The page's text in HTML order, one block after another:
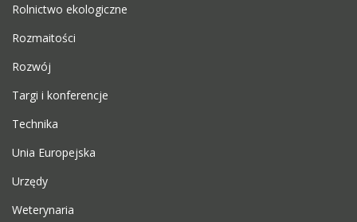
Rolnictwo ekologiczne
Rozmaitości
Rozwój
Targi i konferencje
Technika
Unia Europejska
Urzędy
Weterynaria